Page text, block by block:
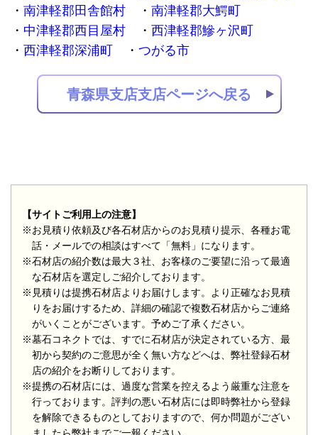
南津軽郡田舎館村
南津軽郡大鰐町
中津軽郡西目屋村
西津軽郡鰺ヶ沢町
西津軽郡深浦町
つがる市
青森県支店支店ページへ戻る
【サイトご利用上の注意】
※お見積り依頼及び各石材店からのお見積り提示、各種お電
話・メールでの相談はすべて「無料」になります。
※石材店の紹介数は最大３社、お客様のご要望に沿って最適
な石材店を選定しご紹介しております。
※見積りは提携石材店よりお届けします。より正確なお見積
りをお届けするため、詳細の確認で複数石材店からご連絡
がいくことがございます。予めご了承ください。
※墓石コネクトでは、すでに石材店が決定されている方、最
初から契約のご意思が全く無い方などへは、弊社登録石材
店の紹介をお断りしております。
※提携の石材店には、過度な営業を控えるよう厳重な注意を
行っております。評判の悪い石材店には即時弊社から登録
を解除できるものとしておりますので、何か問題がござい